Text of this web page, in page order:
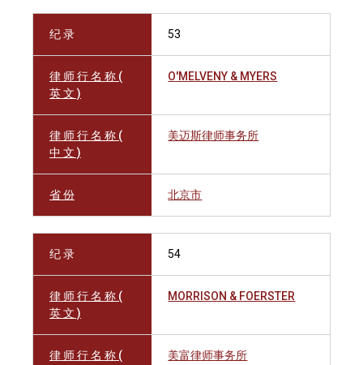
纪 录 53
律 师 行 名 称 (
英 文 )
O'MELVENY & MYERS
律 师 行 名 称 (
中 文 )
美迈斯律师事务所
省 份 北京市
纪 录 54
律 师 行 名 称 (
英 文 )
MORRISON & FOERSTER
律 师 行 名 称 (
美富律师事务所